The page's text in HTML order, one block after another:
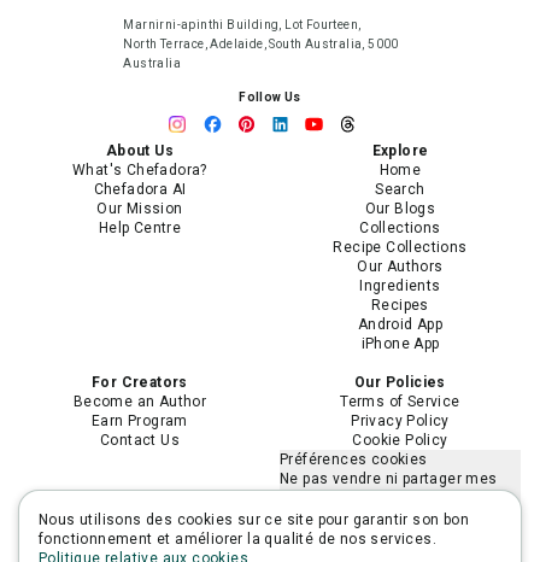
Marnirni-apinthi Building, Lot Fourteen,
North Terrace, Adelaide, South Australia, 5000
Australia
Follow Us
About Us
What's Chefadora?
Chefadora AI
Our Mission
Help Centre
Explore
Home
Search
Our Blogs
Collections
Recipe Collections
Our Authors
Ingredients
Recipes
Android App
iPhone App
For Creators
Become an Author
Earn Program
Contact Us
Our Policies
Terms of Service
Privacy Policy
Cookie Policy
Préférences cookies
Ne pas vendre ni partager mes
Limiter l'utilisation de mes
informations personnelles
Nous utilisons des cookies sur ce site pour garantir son bon
fonctionnement et améliorer la qualité de nos services.
Politique relative aux cookies